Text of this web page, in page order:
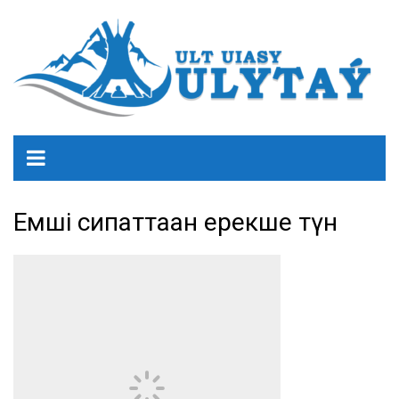
Емші сипаттаған ерекше түн